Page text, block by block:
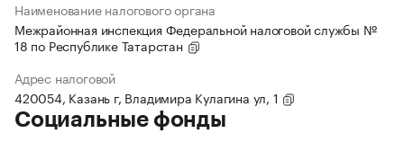
Наименование налогового органа
Межрайонная инспекция Федеральной налоговой службы №
18 по Республике Татарстан
Адрес налоговой
420054, Казань г, Владимира Кулагина ул, 1
Социальные фонды